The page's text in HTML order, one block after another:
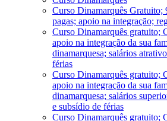
Curso Dinamarquês Gratuito;
pagas; apoio na integração;
Curso Dinamarquês gratuito;
apoio na integração da sua
dinamarquesa; salários
férias
Curso Dinamarquês gratuito;
apoio na integração da sua
dinamarquesa; salários
e subsídio de férias
Curso Dinamarquês gratuito;